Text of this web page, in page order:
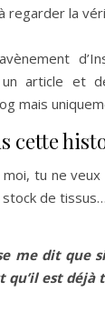
regarder la
un article et
mais
cette
moi, tu ne
de
me dit que
qu’il est